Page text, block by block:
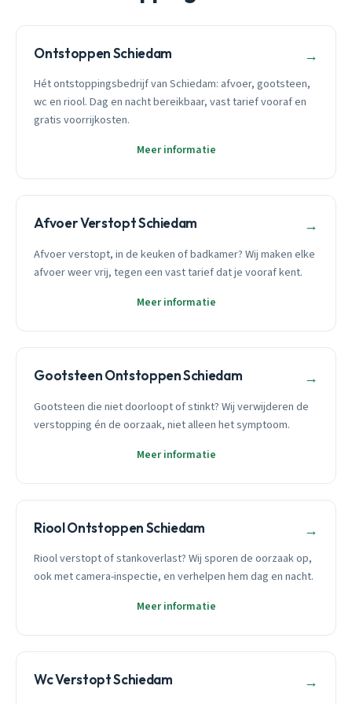
Ontstoppen Schiedam →
Hét ontstoppingsbedrijf van Schiedam: afvoer, gootsteen,
wc en riool. Dag en nacht bereikbaar, vast tarief vooraf en
gratis voorrijkosten.
Meer informatie
Afvoer Verstopt Schiedam →
Afvoer verstopt, in de keuken of badkamer? Wij maken elke
afvoer weer vrij, tegen een vast tarief dat je vooraf kent.
Meer informatie
Gootsteen Ontstoppen Schiedam →
Gootsteen die niet doorloopt of stinkt? Wij verwijderen de
verstopping én de oorzaak, niet alleen het symptoom.
Meer informatie
Riool Ontstoppen Schiedam →
Riool verstopt of stankoverlast? Wij sporen de oorzaak op,
ook met camera-inspectie, en verhelpen hem dag en nacht.
Meer informatie
Wc Verstopt Schiedam →